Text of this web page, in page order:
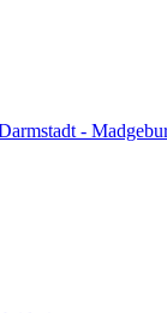
-